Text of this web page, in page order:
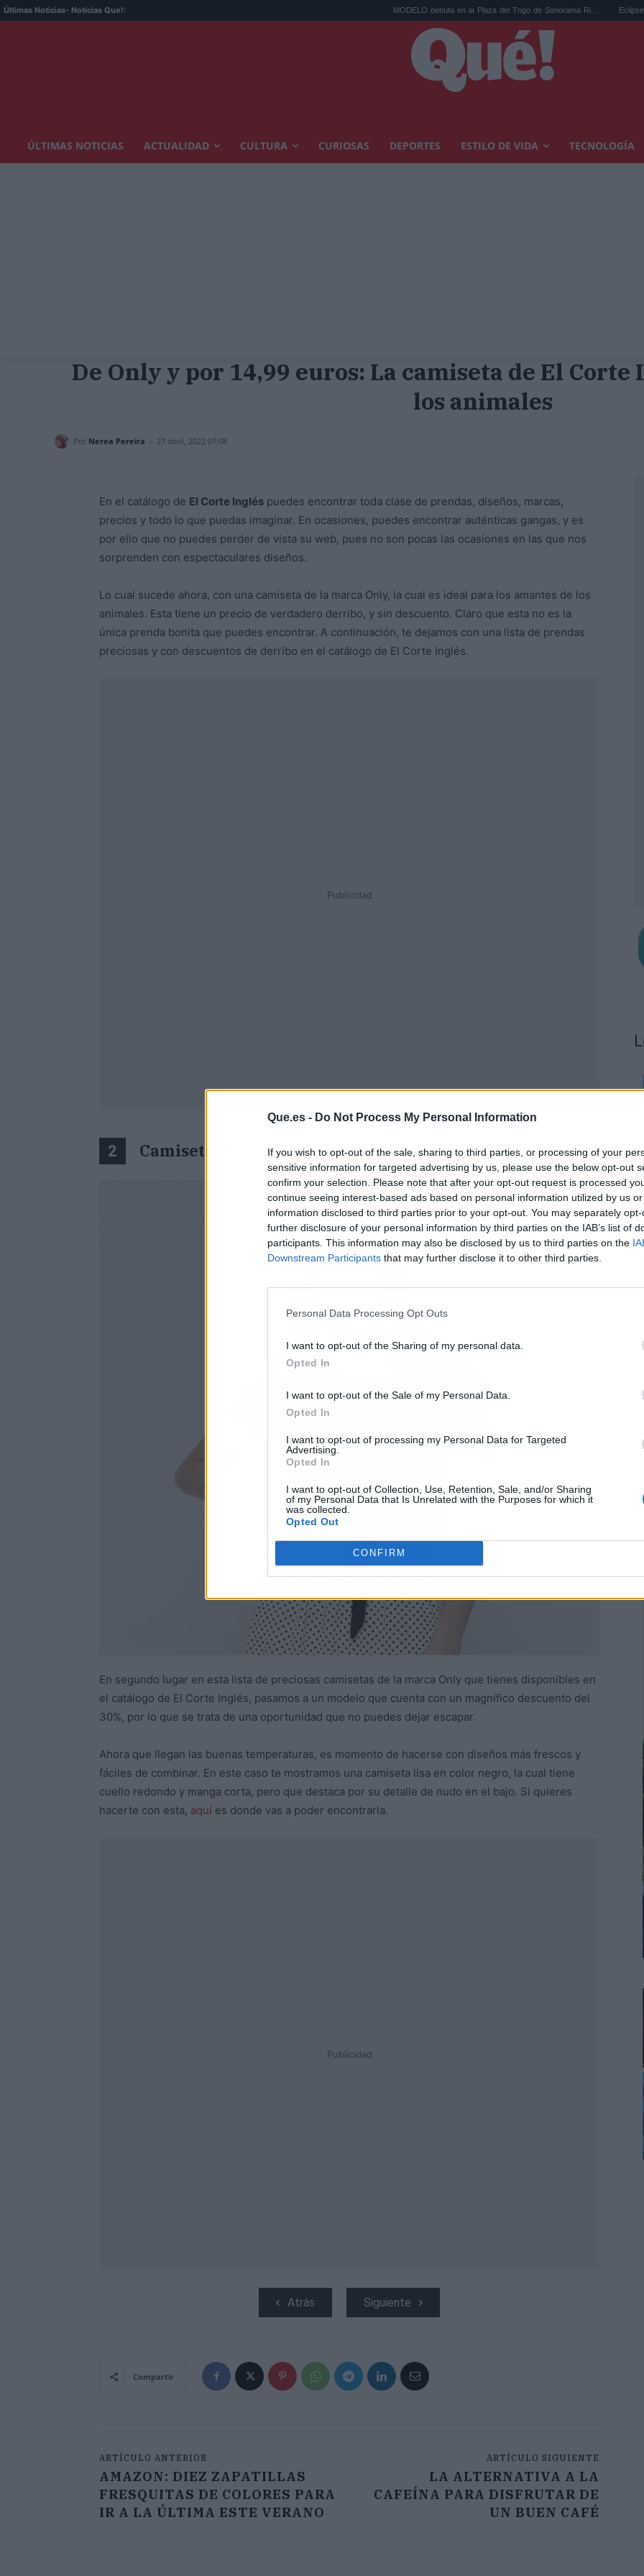
Que.es - Do Not Process My Personal Information
If you wish to opt-out of the sale, sharing to third parties, or processing of your
sensitive information for targeted advertising by us, please use the below opt-out
confirm your selection. Please note that after your opt-out request is processed
continue seeing interest-based ads based on personal information utilized by us
information disclosed to third parties prior to your opt-out. You may separately
further disclosure of your personal information by third parties on the IAB’s list of
participants. This information may also be disclosed by us to third parties on the
Downstream Participants that may further disclose it to other third parties.
Personal Data Processing Opt Outs
I want to opt-out of the Sharing of my personal data.
Opted In
I want to opt-out of the Sale of my Personal Data.
Opted In
I want to opt-out of processing my Personal Data for Targeted
Advertising.
Opted In
I want to opt-out of Collection, Use, Retention, Sale, and/or Sharing
of my Personal Data that Is Unrelated with the Purposes for which it
was collected.
Opted Out
CONFIRM
Últimas Noticias- Noticias Que!: MODELO debuta en la Plaza del Trigo de Sonorama Ri... Eclipse solar en
ÚLTIMAS NOTICIAS ACTUALIDAD CULTURA CURIOSAS DEPORTES ESTILO DE VIDA TECNOLOGÍA
De Only y por 14,99 euros: La camiseta de El Corte
los animales
Por Nerea Pereira - 27 abril, 2022 07:08
En el catálogo de El Corte Inglés puedes encontrar toda clase de prendas, diseños, marcas,
precios y todo lo que puedas imaginar. En ocasiones, puedes encontrar auténticas gangas, y es
por ello que no puedes perder de vista su web, pues no son pocas las ocasiones en las que nos
sorprenden con espectaculares diseños.
Lo cual sucede ahora, con una camiseta de la marca Only, la cual es ideal para los amantes de los
animales. Esta tiene un precio de verdadero derribo, y sin descuento. Claro que esta no es la
única prenda bonita que puedes encontrar. A continuación, te dejamos con una lista de prendas
preciosas y con descuentos de derribo en el catálogo de El Corte Inglés.
Publicidad
2 Camiseta de mujer manga corta y cuello redondo Only
En segundo lugar en esta lista de preciosas camisetas de la marca Only que tienes disponibles en
el catálogo de El Corte Inglés, pasamos a un modelo que cuenta con un magnífico descuento del
30%, por lo que se trata de una oportunidad que no puedes dejar escapar.
Ahora que llegan las buenas temperaturas, es momento de hacerse con diseños más frescos y
fáciles de combinar. En este caso te mostramos una camiseta lisa en color negro, la cual tiene
cuello redondo y manga corta, pero que destaca por su detalle de nudo en el bajo. Si quieres
hacerte con esta, aquí es donde vas a poder encontrarla.
Publicidad
Atrás Siguiente
Compartir
ARTÍCULO ANTERIOR
AMAZON: DIEZ ZAPATILLAS
FRESQUITAS DE COLORES PARA
IR A LA ÚLTIMA ESTE VERANO
ARTÍCULO SIGUIENTE
LA ALTERNATIVA A LA
CAFEÍNA PARA DISFRUTAR DE
UN BUEN CAFÉ